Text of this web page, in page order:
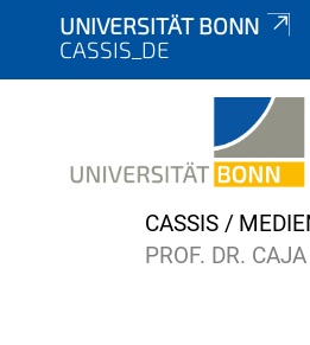
UNIVERSITÄT BONN
CASSIS_DE
Y
o
CASSIS
PROF. DR.